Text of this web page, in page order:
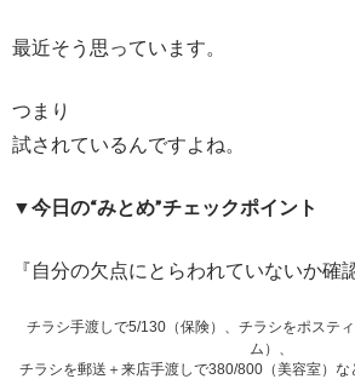
最近そう思っています。
つまり
試されているんですよね。
▼今日の“みとめ”チェックポイント
『自分の欠点にとらわれていないか確
チラシ手渡しで5/130（保険）、チラシをポステ
ム）、
チラシを郵送＋来店手渡しで380/800（美容室）